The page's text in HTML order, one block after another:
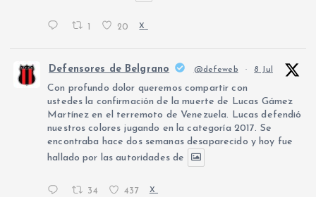
1 20 X
Defensores de Belgrano @defeweb · 8 Jul
Con profundo dolor queremos compartir con
ustedes la confirmación de la muerte de Lucas Gámez
Martínez en el terremoto de Venezuela. Lucas defendió
nuestros colores jugando en la categoría 2017. Se
encontraba hace dos semanas desaparecido y hoy fue
hallado por las autoridades de
34 437 X